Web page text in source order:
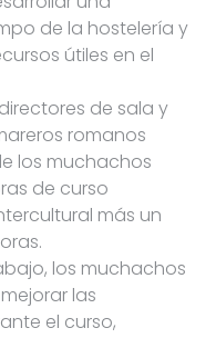
de la hostelería y
útiles en el
de sala y
romanos
los muchachos
de curso
más un
los muchachos
las
el curso,